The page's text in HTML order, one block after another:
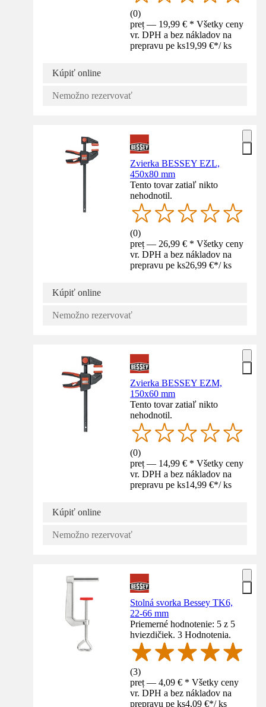
(0)
preț — 19,99 € * Všetky ceny
vr. DPH a bez nákladov na
prepravu pe ks19,99 €*/ ks
Kúpiť online
Nemožno rezervovať
Zvierka BESSEY EZL,
450x80 mm
Tento tovar zatiaľ nikto
nehodnotil.
(0)
preț — 26,99 € * Všetky ceny
vr. DPH a bez nákladov na
prepravu pe ks26,99 €*/ ks
Kúpiť online
Nemožno rezervovať
Zvierka BESSEY EZM,
150x60 mm
Tento tovar zatiaľ nikto
nehodnotil.
(0)
preț — 14,99 € * Všetky ceny
vr. DPH a bez nákladov na
prepravu pe ks14,99 €*/ ks
Kúpiť online
Nemožno rezervovať
Stolná svorka Bessey TK6,
22-66 mm
Priemerné hodnotenie: 5 z 5
hviezdičiek. 3 Hodnotenia.
(3)
preț — 4,09 € * Všetky ceny
vr. DPH a bez nákladov na
prepravu pe ks4,09 €*/ ks